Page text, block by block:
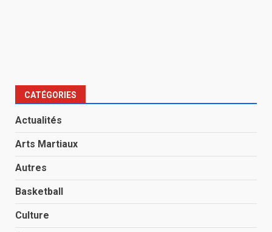
CATÉGORIES
Actualités
Arts Martiaux
Autres
Basketball
Culture